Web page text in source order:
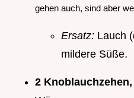
gehen auch, sind aber
Ersatz: Lauch
mildere Süße.
2